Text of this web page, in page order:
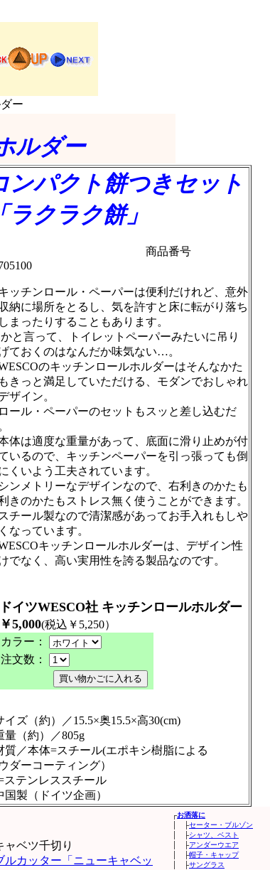
ー
ルダー
ンパクト餅つきセット
「ラクラク餅」
品番号
ッチンロール・ペーパーは便利だけれど、意外
納に場所をとるし、気を許すと床に転がり落ち
まったりすることもあります。
と言って、トイレットペーパーみたいに吊り
ておくのはなんだか味気ない…。
のキッチンロールホルダーはそんなかた
きっと満足していただける、モダンでおしゃれ
ザイン。
ール・ペーパーのセットもスッと差し込むだ
体は適度な重量があって、底面に滑り止めが付
いるので、キッチンペーパーを引っ張っても倒
くいよう工夫されています。
ンメトリーなデザインなので、右利きのかたも
きのかたもストレス無く使うことができます。
チール製なので清潔感があってお手入れもしや
なっています。
キッチンロールホルダーは、デザイン性
でなく、高い実用性を誇る製品なのです。
ドイツWESCO社 キッチンロールホルダー
5,000(税込￥5,250）
カラー：
注文数：
イズ（約）／15.5×奥15.5×高30(cm)
量（約）／805g
質／本体=スチール(エポキシ樹脂による
ダーコーティング）
ステンレススチール
国製（ドイツ企画）
┌お洒落に
│ ├セーター・ブルゾン
│ ├シャツ、ベスト
│ ├アンダーウエア
│ ├帽子・キャップ
│ ├サングラス
ャベツ千切り
ルカッター「ニューキャベッ